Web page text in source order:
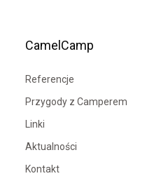
CamelCamp
Referencje
Przygody z Camperem
Linki
Aktualności
Kontakt